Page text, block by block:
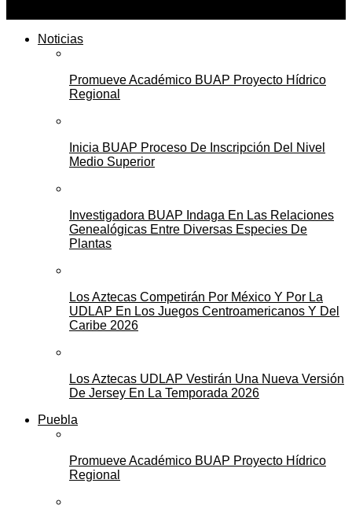
Noticias
Promueve Académico BUAP Proyecto Hídrico
Regional
Inicia BUAP Proceso De Inscripción Del Nivel
Medio Superior
Investigadora BUAP Indaga En Las Relaciones
Genealógicas Entre Diversas Especies De
Plantas
Los Aztecas Competirán Por México Y Por La
UDLAP En Los Juegos Centroamericanos Y Del
Caribe 2026
Los Aztecas UDLAP Vestirán Una Nueva Versión
De Jersey En La Temporada 2026
Puebla
Promueve Académico BUAP Proyecto Hídrico
Regional